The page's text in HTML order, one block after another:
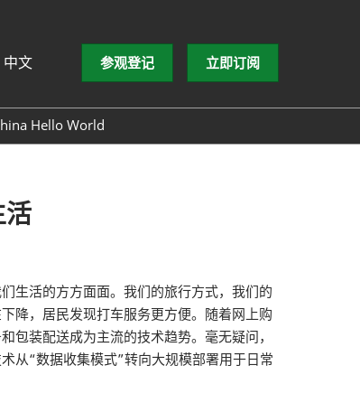
中文
参观登记 立即订阅
Hello World
生活的方方面面。我们的旅行方式，我们的
降，居民发现打车服务更方便。随着网上购
装配送成为主流的技术趋势。毫无疑问，
从“数据收集模式”转向大规模部署用于日常